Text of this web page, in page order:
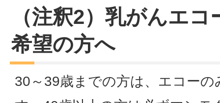
（注釈2）乳がんエ
希望の方へ
30～39歳までの方は、エコーの